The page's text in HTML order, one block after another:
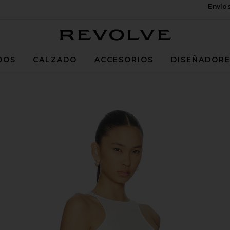
CALZADO ACCESORIOS